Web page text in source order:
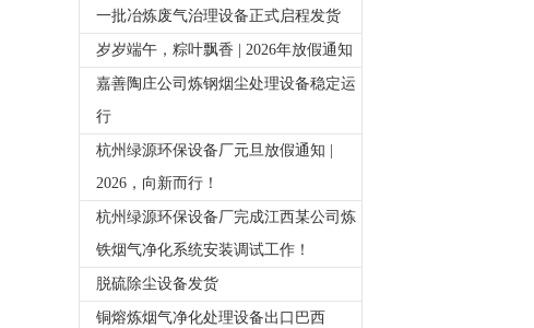
一批冶炼废气治理设备正式启程发货
岁岁端午，粽叶飘香 | 2026年放假通知
嘉善陶庄公司炼钢烟尘处理设备稳定运
行
杭州绿源环保设备厂元旦放假通知 |
2026，向新而行！
杭州绿源环保设备厂完成江西某公司炼
铁烟气净化系统安装调试工作！
脱硫除尘设备发货
铜熔炼烟气净化处理设备出口巴西